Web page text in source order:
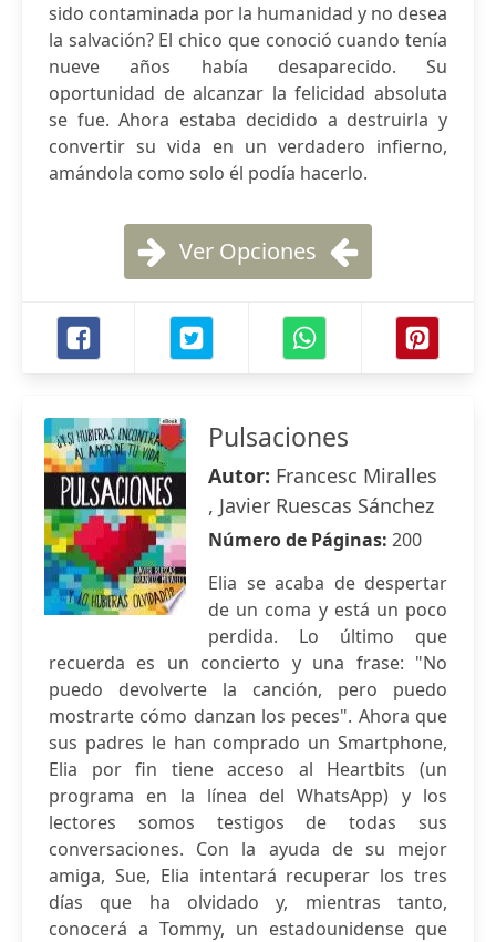
sido contaminada por la humanidad y no desea
la salvación? El chico que conoció cuando tenía
nueve años había desaparecido. Su
oportunidad de alcanzar la felicidad absoluta
se fue. Ahora estaba decidido a destruirla y
convertir su vida en un verdadero infierno,
amándola como solo él podía hacerlo.
Ver Opciones
Pulsaciones
Autor: Francesc Miralles
, Javier Ruescas Sánchez
Número de Páginas: 200
Elia se acaba de despertar
de un coma y está un poco
perdida. Lo último que
recuerda es un concierto y una frase: "No
puedo devolverte la canción, pero puedo
mostrarte cómo danzan los peces". Ahora que
sus padres le han comprado un Smartphone,
Elia por fin tiene acceso al Heartbits (un
programa en la línea del WhatsApp) y los
lectores somos testigos de todas sus
conversaciones. Con la ayuda de su mejor
amiga, Sue, Elia intentará recuperar los tres
días que ha olvidado y, mientras tanto,
conocerá a Tommy, un estadounidense que